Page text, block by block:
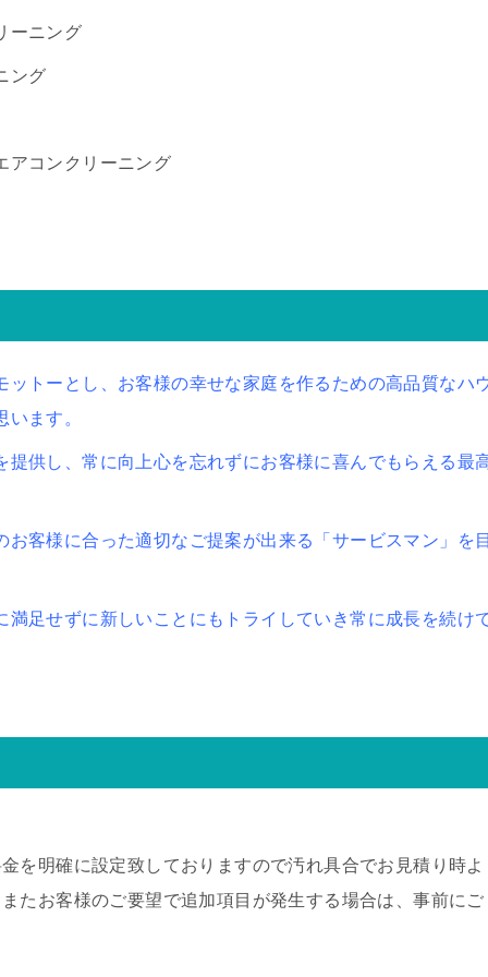
ーニング
ング
アコンクリーニング
トーとし、お客様の幸せな家庭を作るための高品質なハ
ます。
供し、常に向上心を忘れずにお客様に喜んでもらえる最
客様に合った適切なご提案が出来る「サービスマン」を
足せずに新しいことにもトライしていき常に成長を続け
を明確に設定致しておりますので汚れ具合でお見積り時よ
たお客様のご要望で追加項目が発生する場合は、事前にご